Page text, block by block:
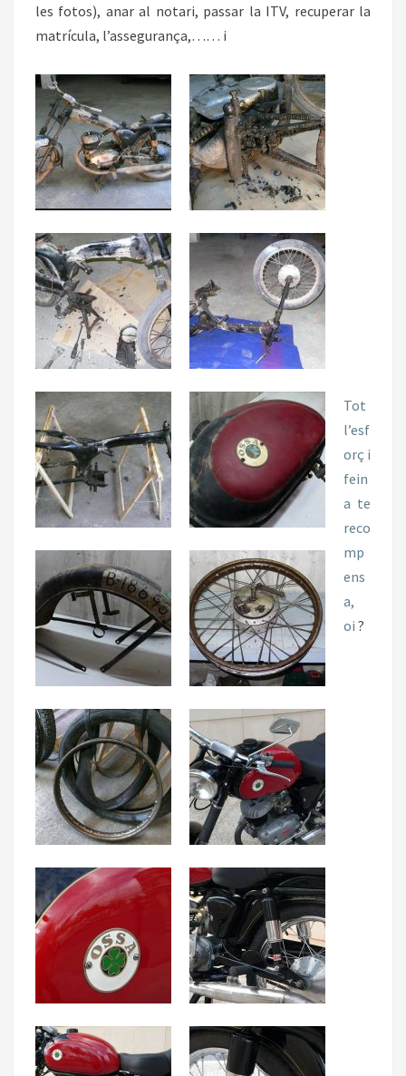
les fotos), anar al notari, passar la ITV, recuperar la
matrícula, l’assegurança,…… i
Tot
l’esf
orç i
fein
a te
reco
mp
ens
a,
oi ?